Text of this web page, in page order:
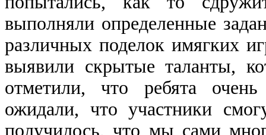
выполняли определенные
различных поделок имягких
выявили скрытые таланты,
отметили, что ребята
ожидали, что участники
получилось, что мы сами